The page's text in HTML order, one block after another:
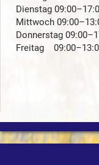
Dienstag
Mittwoch
Donnerstag
Freitag